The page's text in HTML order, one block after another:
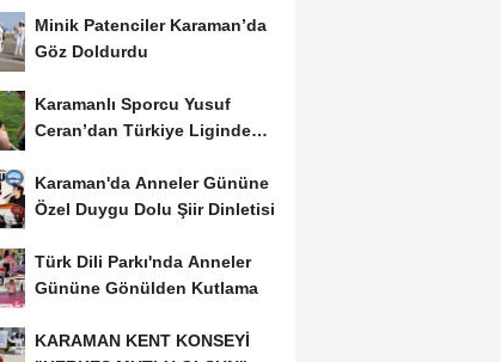
Minik Patenciler Karaman’da
Göz Doldurdu
Karamanlı Sporcu Yusuf
Ceran’dan Türkiye Liginde
Karaman'da Anneler Gününe
Özel Duygu Dolu Şiir Dinletisi
Türk Dili Parkı'nda Anneler
Gününe Gönülden Kutlama
KARAMAN KENT KONSEYİ